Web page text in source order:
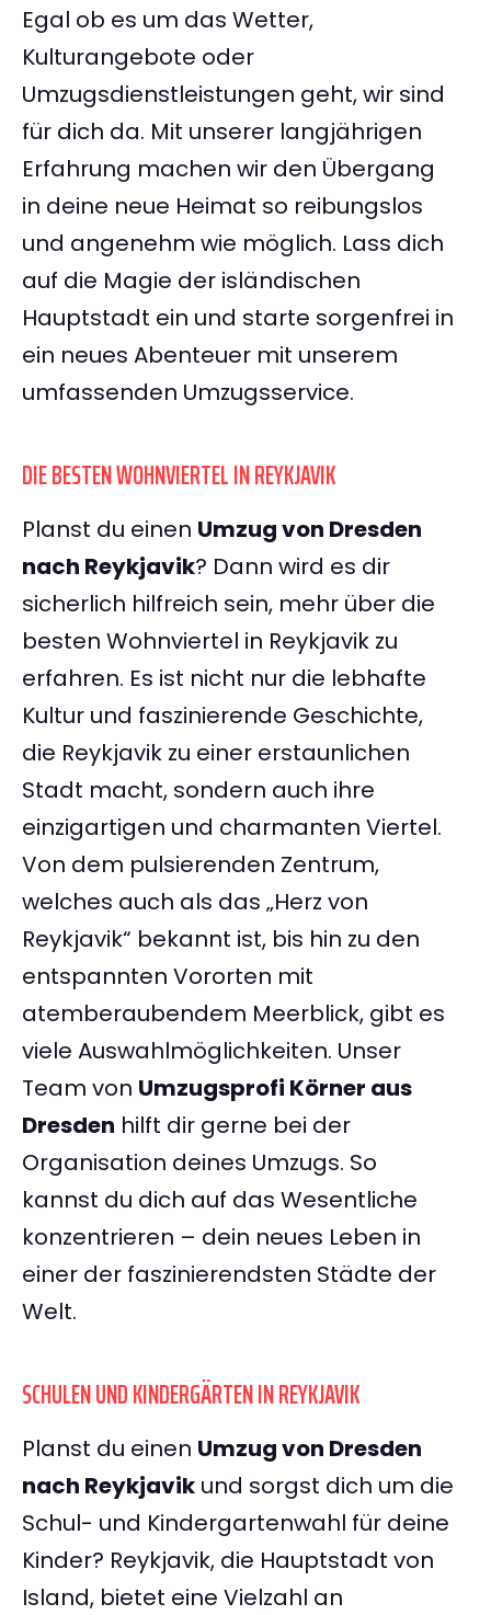
Egal ob es um das Wetter,
Kulturangebote oder
Umzugsdienstleistungen geht, wir sind
für dich da. Mit unserer langjährigen
Erfahrung machen wir den Übergang
in deine neue Heimat so reibungslos
und angenehm wie möglich. Lass dich
auf die Magie der isländischen
Hauptstadt ein und starte sorgenfrei in
ein neues Abenteuer mit unserem
umfassenden Umzugsservice.
DIE BESTEN WOHNVIERTEL IN REYKJAVIK
Planst du einen Umzug von Dresden
nach Reykjavik? Dann wird es dir
sicherlich hilfreich sein, mehr über die
besten Wohnviertel in Reykjavik zu
erfahren. Es ist nicht nur die lebhafte
Kultur und faszinierende Geschichte,
die Reykjavik zu einer erstaunlichen
Stadt macht, sondern auch ihre
einzigartigen und charmanten Viertel.
Von dem pulsierenden Zentrum,
welches auch als das „Herz von
Reykjavik“ bekannt ist, bis hin zu den
entspannten Vororten mit
atemberaubendem Meerblick, gibt es
viele Auswahlmöglichkeiten. Unser
Team von Umzugsprofi Körner aus
Dresden hilft dir gerne bei der
Organisation deines Umzugs. So
kannst du dich auf das Wesentliche
konzentrieren – dein neues Leben in
einer der faszinierendsten Städte der
Welt.
SCHULEN UND KINDERGÄRTEN IN REYKJAVIK
Planst du einen Umzug von Dresden
nach Reykjavik und sorgst dich um die
Schul- und Kindergartenwahl für deine
Kinder? Reykjavik, die Hauptstadt von
Island, bietet eine Vielzahl an